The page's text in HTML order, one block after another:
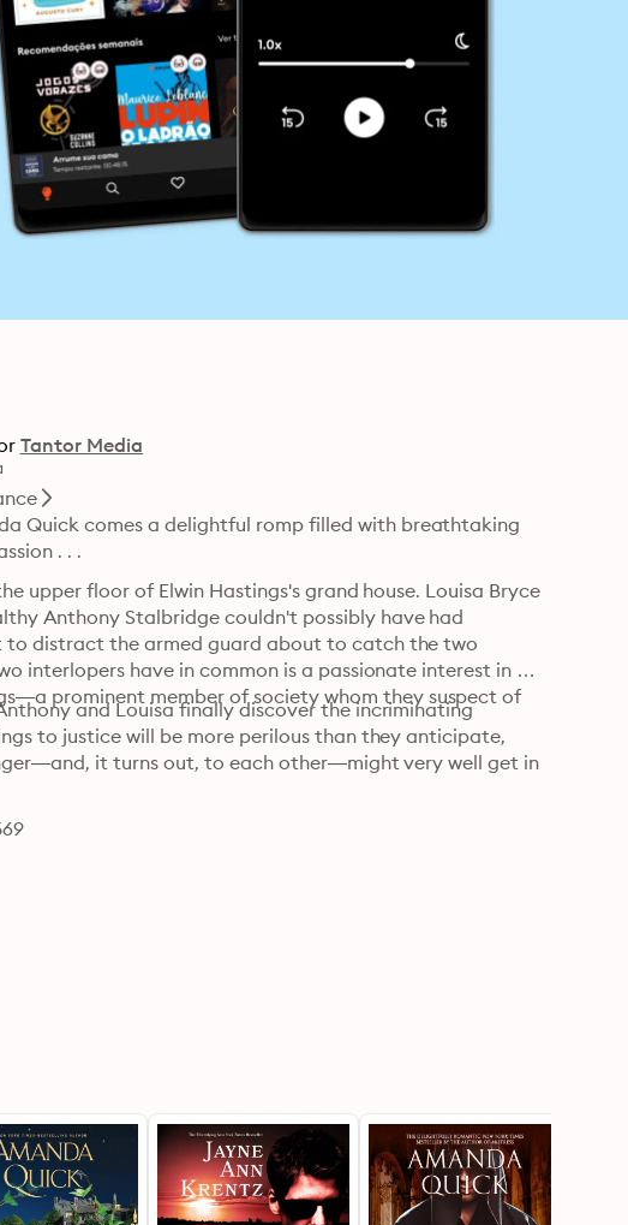
Tantor Media
Quick comes a delightful romp filled with breathtaking
. . .
upper floor of Elwin Hastings's grand house. Louisa Bryce
Anthony Stalbridge couldn't possibly have had
to distract the armed guard about to catch the two
interlopers have in common is a passionate interest in
prominent member of society whom they suspect of
and Louisa finally discover the incriminating
to justice will be more perilous than they anticipate,
it turns out, to each other—might very well get in